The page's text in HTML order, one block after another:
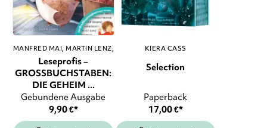
MANFRED MAI MARTIN LENZ,
Leseprofis –
GROSSBUCHSTABEN:
DIE GEHEIM ...
Gebundene Ausgabe
9,90€*
KIERA CASS
Selection
Paperback
17,00€*